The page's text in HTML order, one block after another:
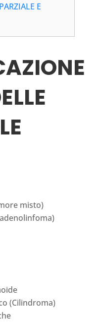
E
misto)
(Cilindroma)